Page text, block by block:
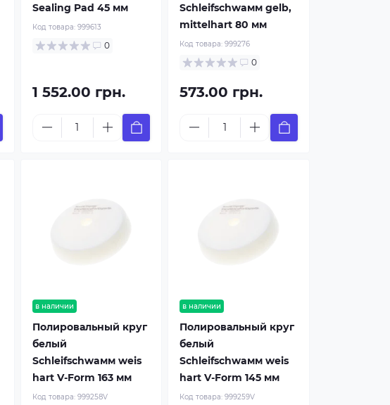
Sealing Pad 45 мм
Код товара: 999613
0
1 552.00 грн.
Schleifschwaмм gelb,
mittelhart 80 мм
Код товара:999276
0
573.00 грн.
в наличии
Полировальный круг
белый
Schleifschwaмм weis
hart V-Form 163 мм
Код товара: 999258V
в наличии
Полировальный круг
белый
Schleifschwaмм weis
hart V-Form 145 мм
Код товара:999259V